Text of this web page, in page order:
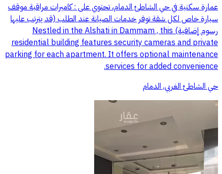
عمارة سكنية في حي الشاطئ الدمام، تحتوي على : كاميرات مراقبة موقف
سيارة خاص لكل شقة توفر خدمات الصيانة عند الطلب (قد يترتب عليها
رسوم إضافية) Nestled in the Alshati in Dammam , this
residential building features security cameras and private
parking for each apartment. It offers optional maintenance
services for added convenience.
حي الشاطئ الغربي, الدمام